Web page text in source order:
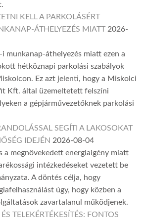
KELL A PARKOLÁSÉRT
ÁTHELYEZÉS MIATT 2026-
munkanap-áthelyezés miatt ezen a
hétköznapi parkolási szabályok
Ez azt jelenti, hogy a Miskolci
Kft. által üzemeltetett felszíni
a gépjárművezetőknek parkolási
SEGÍTI A LAKOSOKAT
IDEJÉN 2026-08-04
a megnövekedett energiaigény miatt
intézkedéseket vezetett be
A döntés célja, hogy
úgy, hogy közben a
zavartalanul működjenek.
TELEKÉRTÉKESÍTÉS: FONTOS